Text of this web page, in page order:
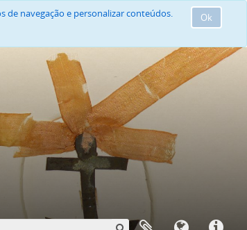
Ok
de navegação e personalizar conteúdos.